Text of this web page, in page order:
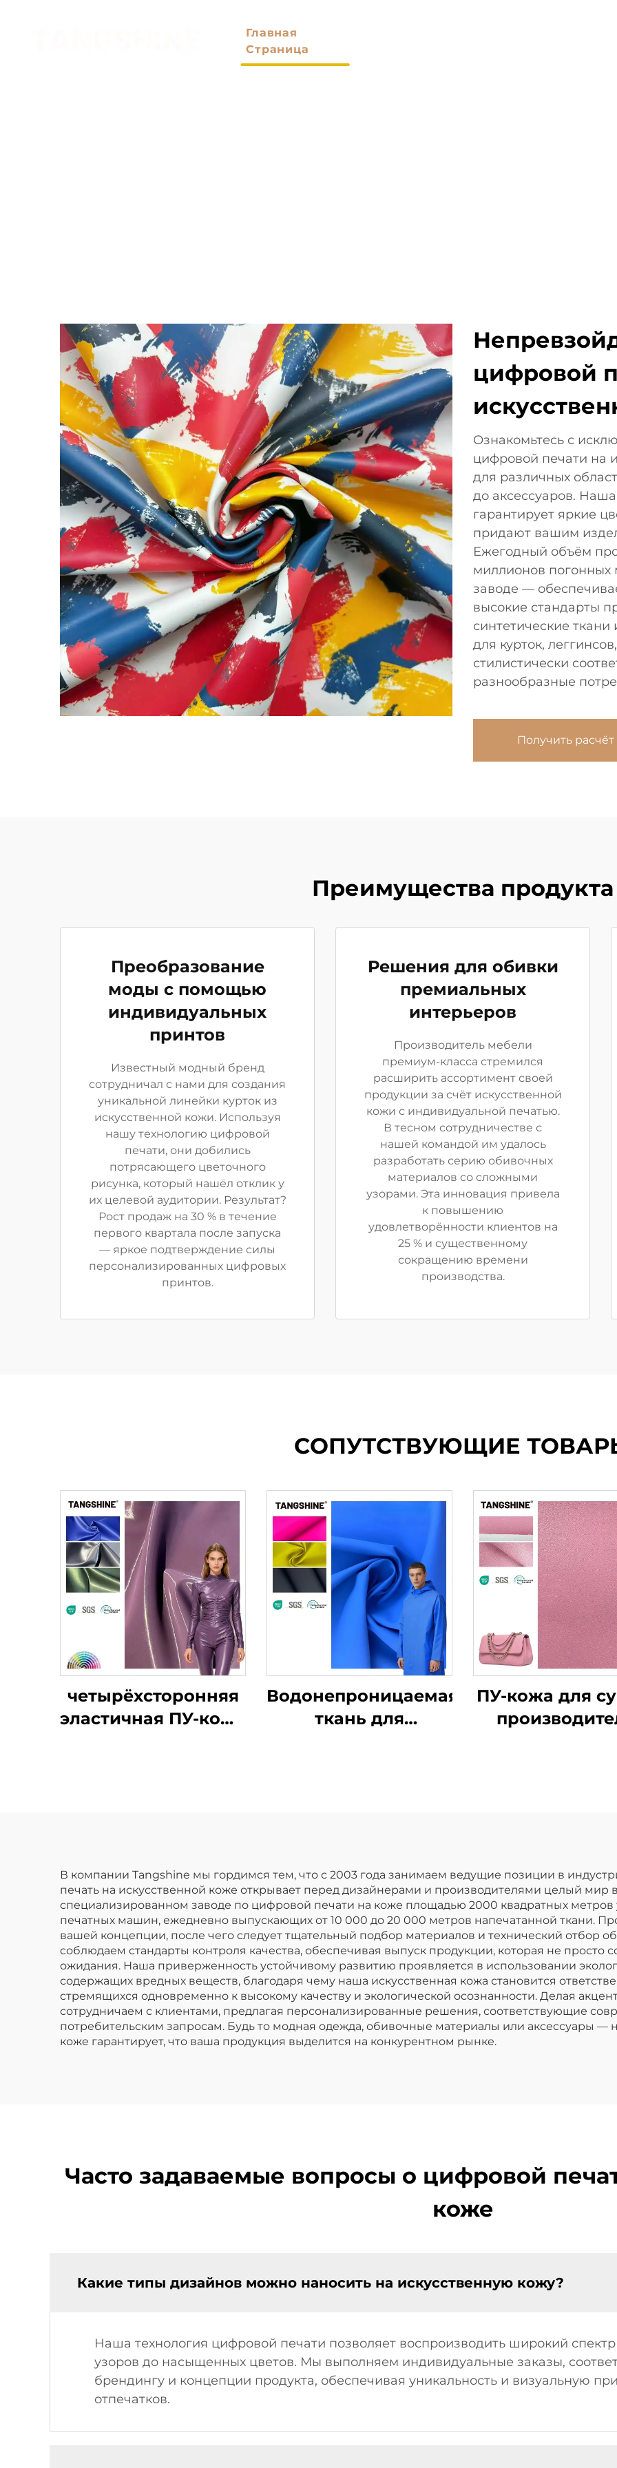
Главная
Страница
цифровой
Ознакомьтесь с
цифровой печати на
для различных
до аксессуаров.
гарантирует яркие
придают вашим
Ежегодный объём
миллионов
заводе —
высокие стандарты
синтетические
для курток,
стилистически
разнообразные
Получить
Преимущества продукта
Преобразование
моды с помощью
индивидуальных
принтов
Известный модный бренд
сотрудничал с нами для создания
уникальной линейки курток из
искусственной кожи. Используя
нашу технологию цифровой
печати, они добились
потрясающего цветочного
рисунка, который нашёл отклик у
их целевой аудитории. Результат?
Рост продаж на 30 % в течение
первого квартала после запуска
— яркое подтверждение силы
персонализированных цифровых
принтов.
Решения для обивки
премиальных
интерьеров
Производитель мебели
премиум-класса стремился
расширить ассортимент своей
продукции за счёт искусственной
кожи с индивидуальной печатью.
В тесном сотрудничестве с
нашей командой им удалось
разработать серию обивочных
материалов со сложными
узорами. Эта инновация привела
к повышению
удовлетворённости клиентов на
25 % и существенному
сокращению времени
производства.
СОПУТСТВУЮЩИЕ
четырёхсторонняя
эластичная ПУ-кожа
Водонепроницаемая
ткань для
ПУ-кожа для
В компании Tangshine мы гордимся тем, что с 2003 года занимаем ведущие позиции в
печать на искусственной коже открывает перед дизайнерами и производителями целый
специализированном заводе по цифровой печати на коже площадью 2000 квадратных метров
печатных машин, ежедневно выпускающих от 10 000 до 20 000 метров напечатанной ткани.
вашей концепции, после чего следует тщательный подбор материалов и технический отбор
соблюдаем стандарты контроля качества, обеспечивая выпуск продукции, которая не просто
ожидания. Наша приверженность устойчивому развитию проявляется в использовании
содержащих вредных веществ, благодаря чему наша искусственная кожа становится
стремящихся одновременно к высокому качеству и экологической осознанности. Делая
сотрудничаем с клиентами, предлагая персонализированные решения, соответствующие
потребительским запросам. Будь то модная одежда, обивочные материалы или аксессуары —
коже гарантирует, что ваша продукция выделится на конкурентном рынке.
Часто задаваемые вопросы о цифровой
коже
Какие типы дизайнов можно наносить на искусственную кожу?
Наша технология цифровой печати позволяет воспроизводить широкий
узоров до насыщенных цветов. Мы выполняем индивидуальные заказы,
брендингу и концепции продукта, обеспечивая уникальность и визуальную
отпечатков.